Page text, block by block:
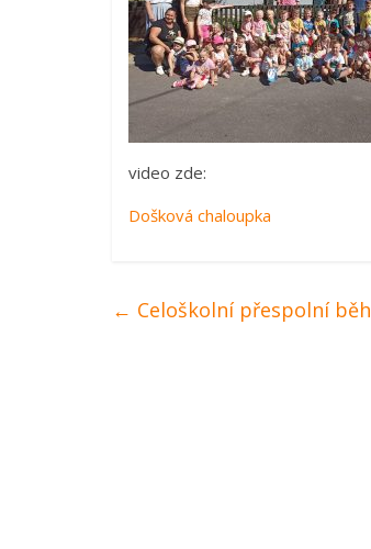
video zde:
Došková chaloupka
← Celoškolní přespolní běh